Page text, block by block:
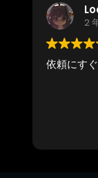
名
5
親身にな